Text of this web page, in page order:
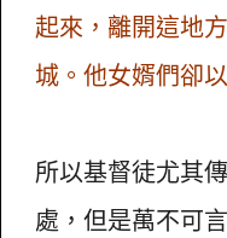
起來，離開這地
城。他女婿們卻
所以基督徒尤其
處，但是萬不可